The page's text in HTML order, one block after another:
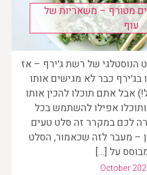
מטורף – משאריות של
עוף
של רשת ג'ירף – אז
בג'ירף כבר לא מגישים אותו
אבל אתם תוכלו להכין אותו
אפילו להשתמש בכל
לכם במקרר זה סלט טעים
– מעבר לזה שכאמור, הסלט
על […]
October